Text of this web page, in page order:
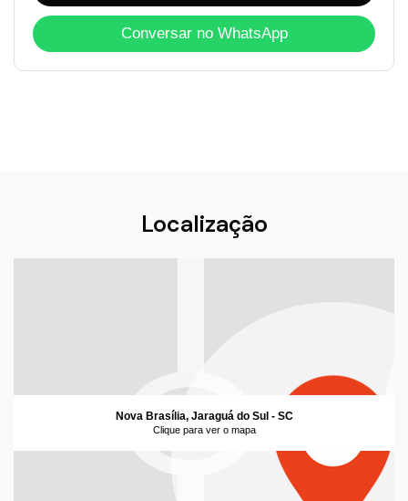
Conversar no WhatsApp
Localização
Nova Brasília, Jaraguá do Sul - SC
Clique para ver o mapa